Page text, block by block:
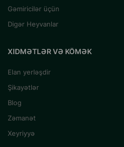
Gəmiricilər üçün
Digər Heyvanlar
XIDMƏTLƏR VƏ KÖMƏK
Elan yerləşdir
Şikayətlər
Blog
Zəmanət
Xeyriyyə